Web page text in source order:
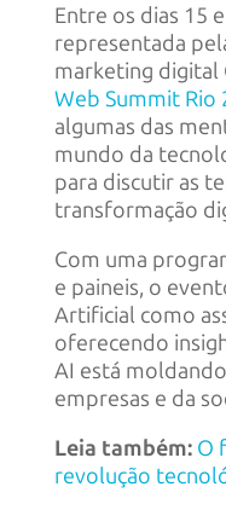
Entre os dias 15
representada
marketing digital
Web Summit Rio
algumas das
mundo da
para discutir as
transformação
Com uma
e paineis, o
Artificial como
oferecendo
AI está
empresas e da
Leia também: O
revolução